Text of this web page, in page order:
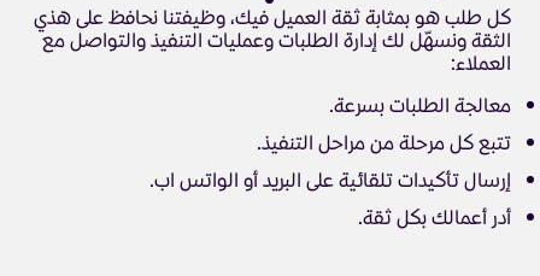
كل طلب هو بمثابة ثقة العميل فيك، وظيفتنا نحافظ على هذي
الثقة ونسهّل لك إدارة الطلبات وعمليات التنفيذ والتواصل مع
العملاء:
معالجة الطلبات بسرعة.
تتبع كل مرحلة من مراحل التنفيذ.
إرسال تأكيدات تلقائية على البريد أو الواتس اب.
أدر أعمالك بكل ثقة.